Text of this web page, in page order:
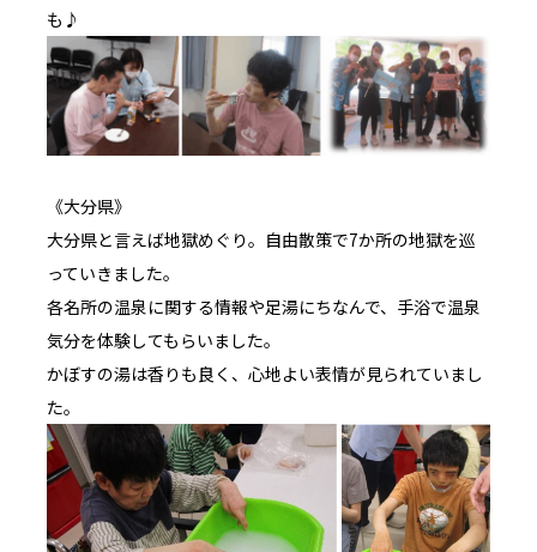
も♪
《大分県》
大分県と言えば地獄めぐり。自由散策で7か所の地獄を巡
っていきました。
各名所の温泉に関する情報や足湯にちなんで、手浴で温泉
気分を体験してもらいました。
かぼすの湯は香りも良く、心地よい表情が見られていまし
た。